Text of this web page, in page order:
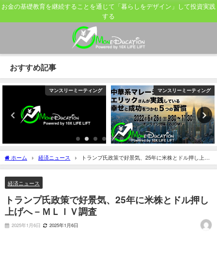
お金の基礎教育を継続することを通じて「暮らしをデザイン」して投資実践
する
おすすめ記事
マンスリーミーティング マンスリーミーティング
ホーム 経済ニュース
トランプ氏政策で好景気、25年に米株とドル押し上げ
へ－ＭＬＩＶ調査
経済ニュース
トランプ氏政策で好景気、25年に米株とドル押し
上げへ－ＭＬＩＶ調査
2025年1月6日 2025年1月6日